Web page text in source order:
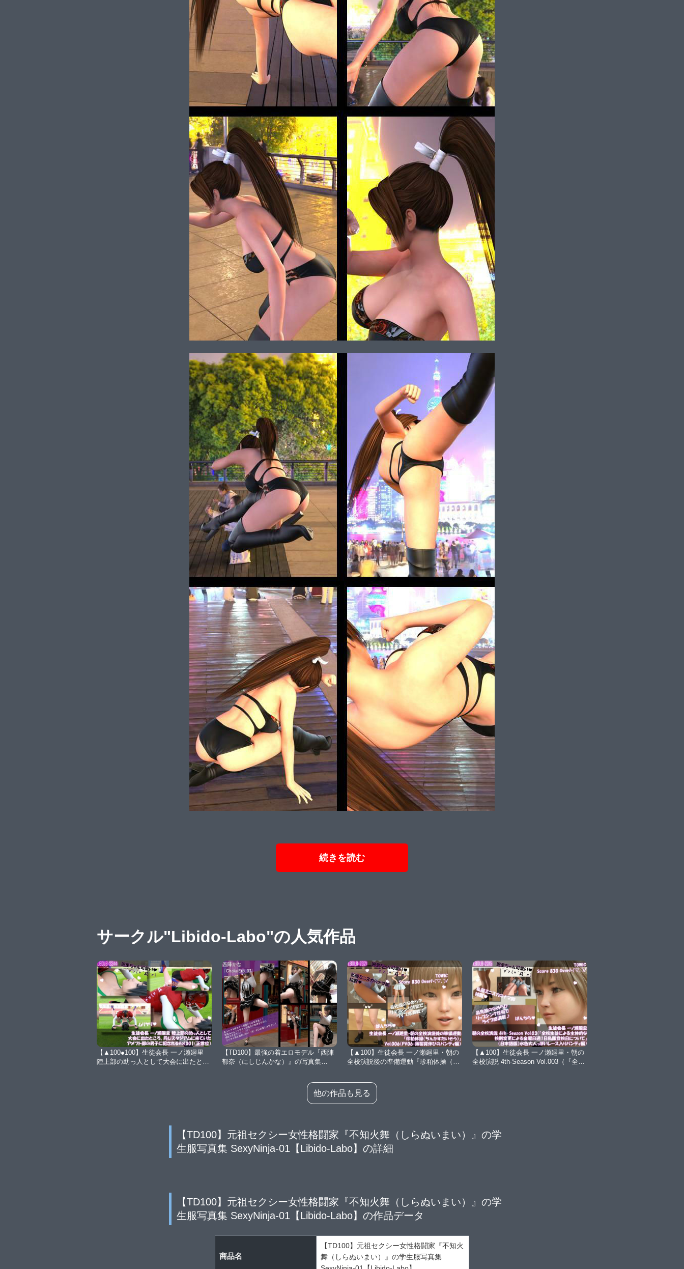
続きを読む
サークル"Libido-Labo"の人気作品
【▲100●100】生徒会長 一ノ瀬廻里
陸上部の助っ人として大会に出たとこ
【TD100】最強の着エロモデル『西陣
郁奈（にしじんかな）』の写真集
【▲100】生徒会長 一ノ瀬廻里・朝の
全校演説後の準備運動『珍粕体操（ち
【Libido-Labo】
【▲100】生徒会長 一ノ瀬廻里・朝の
全校演説 4th-Season Vol.003（『全校
他の作品も見る
【TD100】元祖セクシー女性格闘家『不知火舞（しらぬいまい）』の学
生服写真集 SexyNinja-01【Libido-Labo】の詳細
【TD100】元祖セクシー女性格闘家『不知火舞（しらぬいまい）』の学
生服写真集 SexyNinja-01【Libido-Labo】の作品データ
商品名
【TD100】元祖セクシー女性格闘家『不知火
舞（しらぬいまい）』の学生服写真集